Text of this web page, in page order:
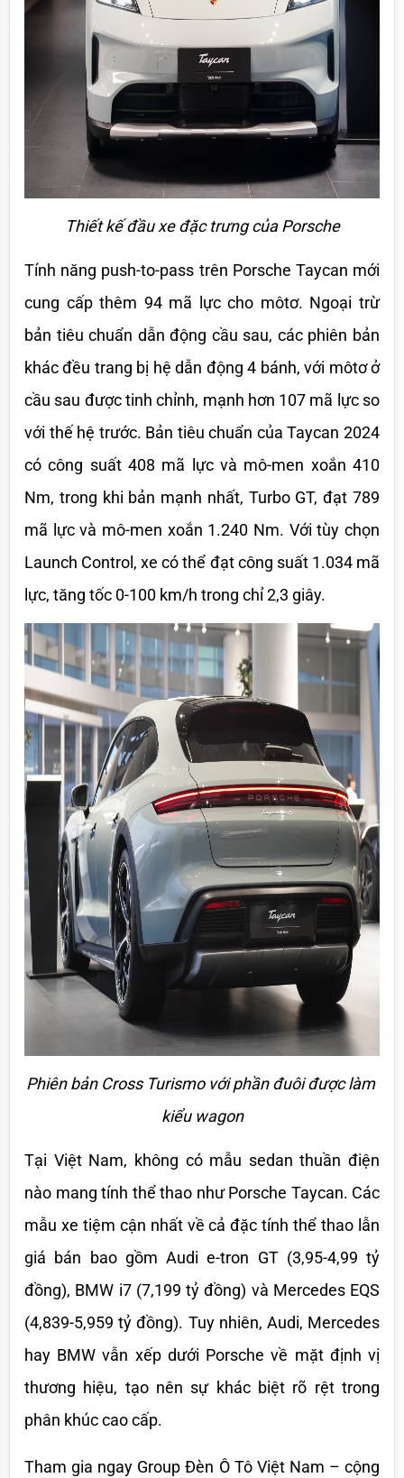
Thiết kế đầu xe đặc trưng của Porsche
Tính năng push-to-pass trên Porsche Taycan mới
cung cấp thêm 94 mã lực cho môtơ. Ngoại trừ
bản tiêu chuẩn dẫn động cầu sau, các phiên bản
khác đều trang bị hệ dẫn động 4 bánh, với môtơ ở
cầu sau được tinh chỉnh, mạnh hơn 107 mã lực so
với thế hệ trước. Bản tiêu chuẩn của Taycan 2024
có công suất 408 mã lực và mô-men xoắn 410
Nm, trong khi bản mạnh nhất, Turbo GT, đạt 789
mã lực và mô-men xoắn 1.240 Nm. Với tùy chọn
Launch Control, xe có thể đạt công suất 1.034 mã
lực, tăng tốc 0-100 km/h trong chỉ 2,3 giây.
Phiên bản Cross Turismo với phần đuôi được làm
kiểu wagon
Tại Việt Nam, không có mẫu sedan thuần điện
nào mang tính thể thao như Porsche Taycan. Các
mẫu xe tiệm cận nhất về cả đặc tính thể thao lẫn
giá bán bao gồm Audi e-tron GT (3,95-4,99 tỷ
đồng), BMW i7 (7,199 tỷ đồng) và Mercedes EQS
(4,839-5,959 tỷ đồng). Tuy nhiên, Audi, Mercedes
hay BMW vẫn xếp dưới Porsche về mặt định vị
thương hiệu, tạo nên sự khác biệt rõ rệt trong
phân khúc cao cấp.
Tham gia ngay Group Đèn Ô Tô Việt Nam – cộng